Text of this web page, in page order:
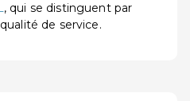
, qui se distinguent par
de service.